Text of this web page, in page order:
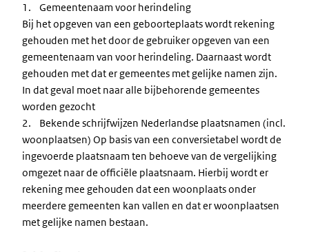
1. Gemeentenaam voor herindeling
Bij het opgeven van een geboorteplaats wordt rekening
gehouden met het door de gebruiker opgeven van een
gemeentenaam van voor herindeling. Daarnaast wordt
gehouden met dat er gemeentes met gelijke namen zijn.
In dat geval moet naar alle bijbehorende gemeentes
worden gezocht
2. Bekende schrijfwijzen Nederlandse plaatsnamen (incl.
woonplaatsen) Op basis van een conversietabel wordt de
ingevoerde plaatsnaam ten behoeve van de vergelijking
omgezet naar de officiële plaatsnaam. Hierbij wordt er
rekening mee gehouden dat een woonplaats onder
meerdere gemeenten kan vallen en dat er woonplaatsen
met gelijke namen bestaan.